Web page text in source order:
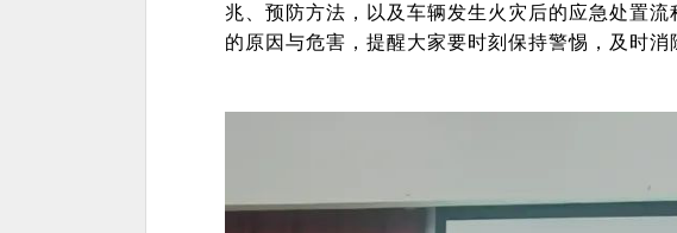
兆、预防方法，以及车辆发生火灾后的应急处置
的原因与危害，提醒大家要时刻保持警惕，及时消